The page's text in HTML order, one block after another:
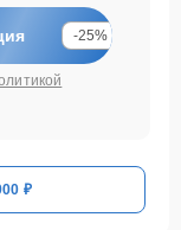
-25%
₽